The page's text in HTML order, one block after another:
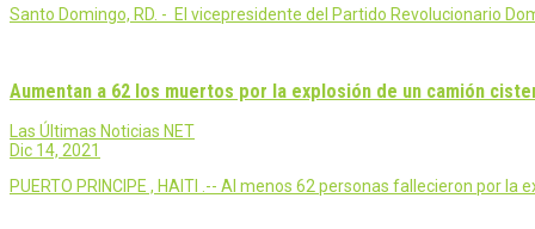
Santo Domingo, RD. - El vicepresidente del Partido Revolucionario
Aumentan a 62 los muertos por la explosión de un camión
Las Últimas Noticias NET
Dic 14, 2021
PUERTO PRINCIPE , HAITI .-- Al menos 62 personas fallecieron por